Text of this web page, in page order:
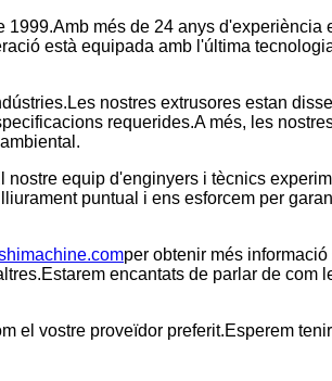
més de 24 anys d'experiència
està equipada amb l'última
nostres extrusores estan
requerides.A més, les
equip d'enginyers i tècnics
puntual i ens esforcem per
per obtenir més
encantats de parlar de com
vostre proveïdor preferit.Esperem